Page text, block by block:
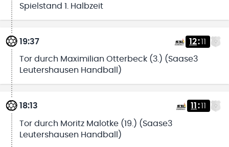
Spielstand 1. Halbzeit
19:37 12:11
Tor durch Maximilian Otterbeck (3.) (Saase3
Leutershausen Handball)
18:13 11 :11
Tor durch Moritz Malotke (19.) (Saase3
Leutershausen Handball)